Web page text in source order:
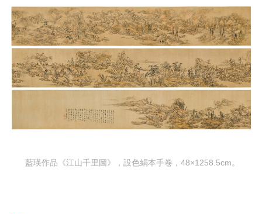
藍瑛作品《江山千里圖》，設色絹本手卷，48×1258.5cm。